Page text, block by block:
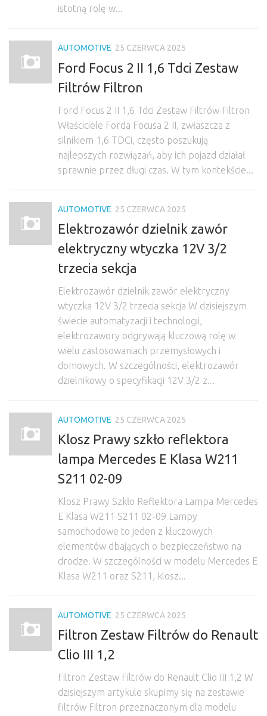
istotną rolę w...
AUTOMOTIVE 25 CZERWCA 2025
Ford Focus 2 II 1,6 Tdci Zestaw
Filtrów Filtron
Ford Focus 2 II 1,6 Tdci Zestaw Filtrów Filtron
Właściciele Forda Focusa 2 II, zwłaszcza z
silnikiem 1,6 TDCi, często poszukują
najlepszych rozwiązań, aby ich pojazd działał
sprawnie przez długi czas. W tym kontekście...
AUTOMOTIVE 25 CZERWCA 2025
Elektrozawór dzielnik zawór
elektryczny wtyczka 12V 3/2
trzecia sekcja
Elektrozawór dzielnik zawór elektryczny
wtyczka 12V 3/2 trzecia sekcja W dzisiejszym
świecie automatyzacji i technologii,
elektrozawory odgrywają kluczową rolę w
wielu zastosowaniach przemysłowych i
domowych. W szczególności, elektrozawór
dzielnikowy o specyfikacji 12V 3/2 z...
AUTOMOTIVE 25 CZERWCA 2025
Klosz Prawy szkło reflektora
lampa Mercedes E Klasa W211
S211 02-09
Klosz Prawy Szkło Reflektora Lampa Mercedes
E Klasa W211 S211 02-09 Lampy
samochodowe to jeden z kluczowych
elementów dbających o bezpieczeństwo na
drodze. W szczególności w modelu Mercedes E
Klasa W211 oraz S211, klosz...
AUTOMOTIVE 25 CZERWCA 2025
Filtron Zestaw Filtrów do Renault
Clio III 1,2
Filtron Zestaw Filtrów do Renault Clio III 1,2 W
dzisiejszym artykule skupimy się na zestawie
filtrów Filtron przeznaczonym dla modelu